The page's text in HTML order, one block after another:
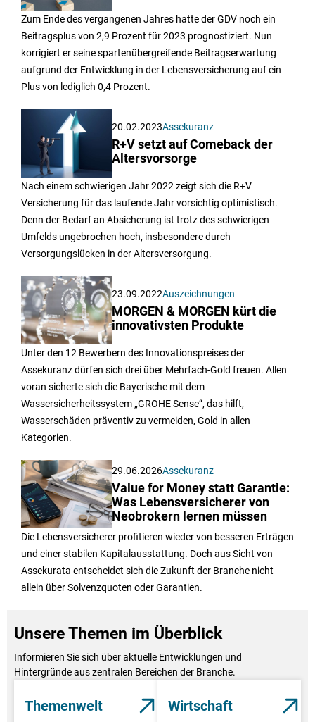
Zum Ende des vergangenen Jahres hatte der GDV noch ein
Beitragsplus von 2,9 Prozent für 2023 prognostiziert. Nun
korrigiert er seine spartenübergreifende Beitragserwartung
aufgrund der Entwicklung in der Lebensversicherung auf ein
Plus von lediglich 0,4 Prozent.
20.02.2023Assekuranz
R+V setzt auf Comeback der
Altersvorsorge
Nach einem schwierigen Jahr 2022 zeigt sich die R+V
Versicherung für das laufende Jahr vorsichtig optimistisch.
Denn der Bedarf an Absicherung ist trotz des schwierigen
Umfelds ungebrochen hoch, insbesondere durch
Versorgungslücken in der Altersversorgung.
23.09.2022Auszeichnungen
MORGEN & MORGEN kürt die
innovativsten Produkte
Unter den 12 Bewerbern des Innovationspreises der
Assekuranz dürfen sich drei über Mehrfach-Gold freuen. Allen
voran sicherte sich die Bayerische mit dem
Wassersicherheitssystem „GROHE Sense“, das hilft,
Wasserschäden präventiv zu vermeiden, Gold in allen
Kategorien.
29.06.2026Assekuranz
Value for Money statt Garantie:
Was Lebensversicherer von
Neobrokern lernen müssen
Die Lebensversicherer profitieren wieder von besseren Erträgen
und einer stabilen Kapitalausstattung. Doch aus Sicht von
Assekurata entscheidet sich die Zukunft der Branche nicht
allein über Solvenzquoten oder Garantien.
Unsere Themen im Überblick
Informieren Sie sich über aktuelle Entwicklungen und
Hintergründe aus zentralen Bereichen der Branche.
Themenwelt Wirtschaft